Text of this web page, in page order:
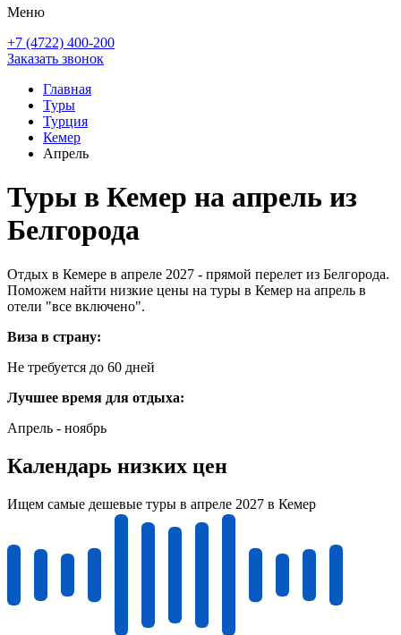
Меню
+7 (4722) 400-200
Заказать звонок
Главная
Туры
Турция
Кемер
Апрель
Туры в Кемер на апрель из
Белгорода
Отдых в Кемере в апреле 2027 - прямой перелет из Белгорода.
Поможем найти низкие цены на туры в Кемер на апрель в
отели "все включено".
Виза в страну:
Не требуется до 60 дней
Лучшее время для отдыха:
Апрель - ноябрь
Календарь низких цен
Ищем самые дешевые туры в апреле 2027 в Кемер